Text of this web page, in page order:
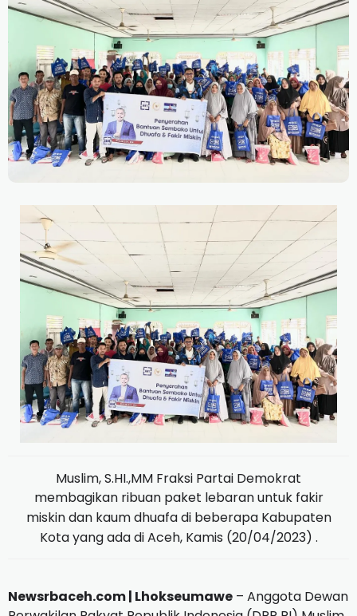
Muslim, S.HI.,MM Fraksi Partai Demokrat
membagikan ribuan paket lebaran untuk fakir
miskin dan kaum dhuafa di beberapa Kabupaten
Kota yang ada di Aceh, Kamis (20/04/2023) .
Newsrbaceh.com | Lhokseumawe – Anggota Dewan